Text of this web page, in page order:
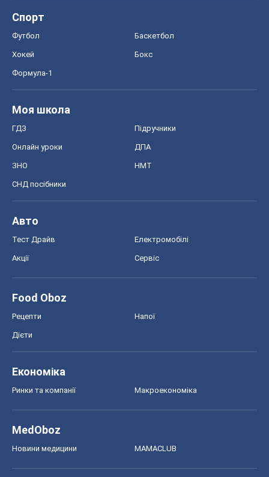
Спорт
Футбол Баскетбол
Хокей Бокс
Формула-1
Моя школа
ГДЗ Підручники
Онлайн уроки ДПА
ЗНО НМТ
СНД посібники
Авто
Тест Драйв Електромобілі
Акції Сервіс
Food Oboz
Рецепти Напої
Дієти
Економіка
Ринки та компанії Макроекономіка
MedOboz
Новини медицини MAMACLUB